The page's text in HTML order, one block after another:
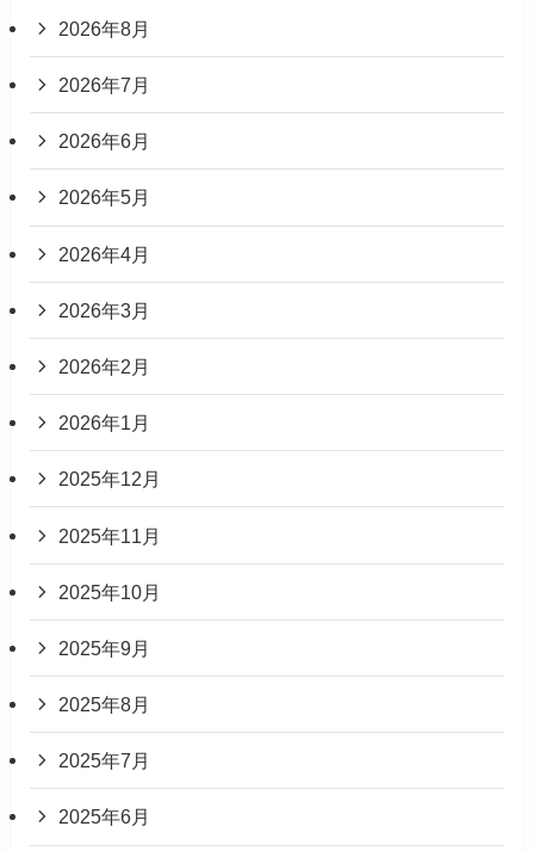
2026年8月
2026年7月
2026年6月
2026年5月
2026年4月
2026年3月
2026年2月
2026年1月
2025年12月
2025年11月
2025年10月
2025年9月
2025年8月
2025年7月
2025年6月